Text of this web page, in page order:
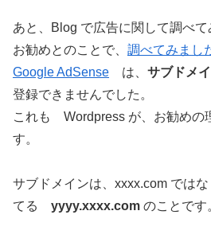
あと、Blog で広告に関して調べ
お勧めとのことで、 調べてみまし
Google AdSense は、 サブドメ
登録できませんでした。
これも Wordpress が、お勧めの
す。
サブドメインは、xxxx.com では
てる yyyy.xxxx.com のことです